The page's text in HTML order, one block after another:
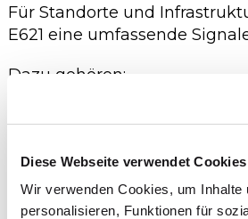
Diese Webseite verwendet Cookies
Wir verwenden Cookies, um Inhalte
personalisieren, Funktionen für
Für Standorte und
E621 eine umfassende
Dazu gehören:
Gelände
Die Signaletik sorgt für klare